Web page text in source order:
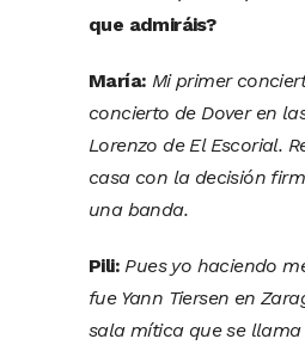
que admiráis?
María: Mi primer
concierto de Dover en
Lorenzo de El Escorial.
casa con la decisión
una banda.
Pili: Pues yo haciendo
fue Yann Tiersen en
sala mítica que se llama